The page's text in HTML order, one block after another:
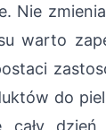
Nie
warto
do
cały dzień